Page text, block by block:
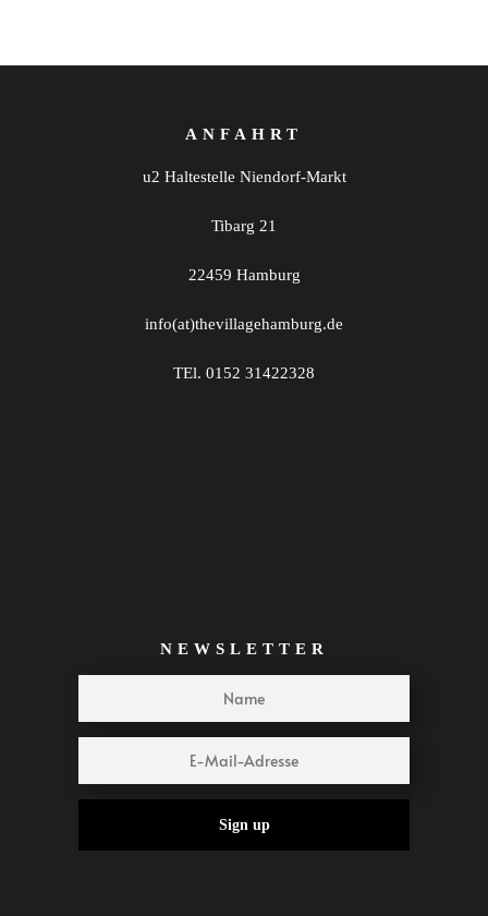
ANFAHRT
u2 Haltestelle Niendorf-Markt
Tibarg 21
22459 Hamburg
info(at)thevillagehamburg.de
TEl. 0152 31422328
NEWSLETTER
Sign up